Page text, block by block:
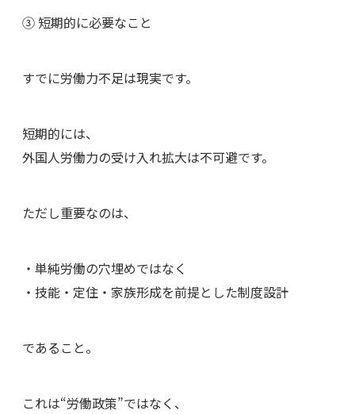
③ 短期的に必要なこと
すでに労働力不足は現実です。
短期的には、
外国人労働力の受け入れ拡大は不可避です。
ただし重要なのは、
・単純労働の穴埋めではなく
・技能・定住・家族形成を前提とした制度設計
であること。
これは“労働政策”ではなく、